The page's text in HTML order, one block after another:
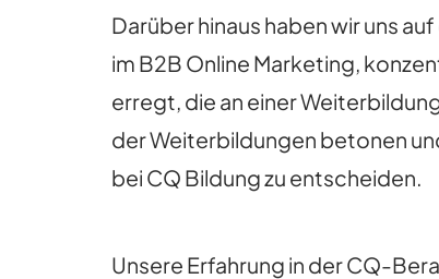
Darüber hinaus haben wir uns
im B2B Online Marketing,
erregt, die an einer
der Weiterbildungen betonen
bei CQ Bildung zu entscheiden.
Unsere Erfahrung in der CQ-